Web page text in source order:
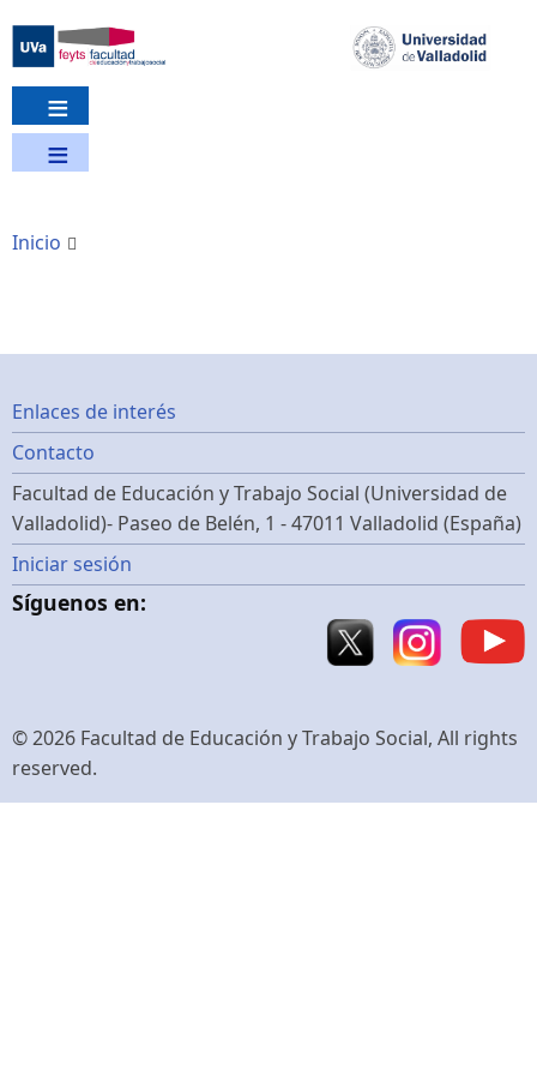
contenido
principal
Inicio
Footer
menu
Enlaces de interés
Contacto
Facultad de Educación y Trabajo Social (Universidad de
Valladolid)- Paseo de Belén, 1 - 47011 Valladolid (España)
Menú
de
de
usuario
Iniciar sesión
Síguenos en:
© 2026 Facultad de Educación y Trabajo Social, All rights
reserved.